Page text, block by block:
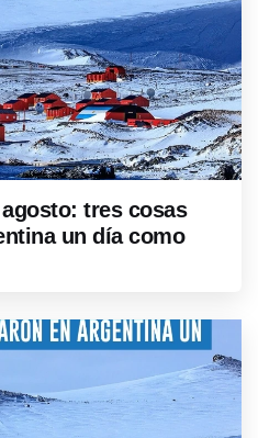
tres cosas
un día como